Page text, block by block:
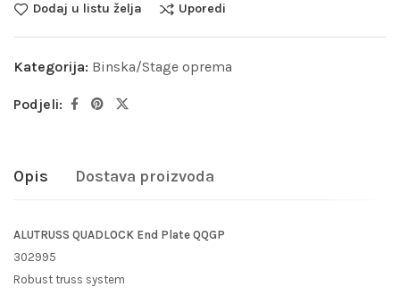
Dodaj u listu želja Uporedi
Kategorija: Binska/Stage oprema
Podjeli:
Opis Dostava proizvoda
ALUTRUSS QUADLOCK End Plate QQGP
302995
Robust truss system